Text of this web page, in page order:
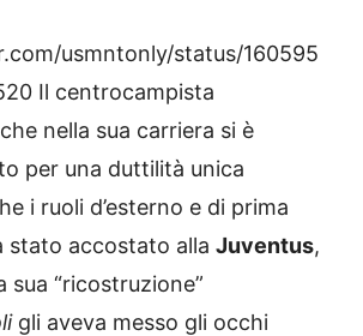
usmntonly/status/160595
Il centrocampista
nella sua carriera si è
per una duttilità unica
i ruoli d’esterno e di prima
stato accostato alla Juventus,
sua “ricostruzione”
gli aveva messo gli occhi